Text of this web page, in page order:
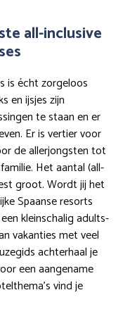
all-inclusive
is écht zorgeloos
en ijsjes zijn
te staan en er
Er is vertier voor
de allerjongsten tot
Het aantal (all-
groot. Wordt jij het
Spaanse resorts
kleinschalig adults-
vakanties met veel
achterhaal je
een aangename
vind je